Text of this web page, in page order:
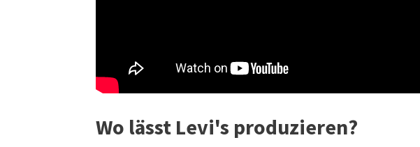
Wo lässt Levi's produzieren?